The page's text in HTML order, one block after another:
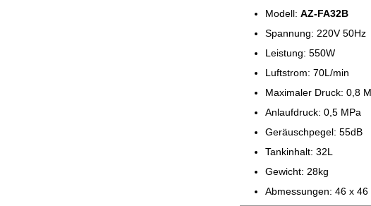
Modell: AZ-FA32B
Spannung: 220V 50Hz
Leistung: 550W
Luftstrom: 70L/min
Maximaler Druck: 0,8
Anlaufdruck: 0,5 MPa
Geräuschpegel: 55dB
Tankinhalt: 32L
Gewicht: 28kg
Abmessungen: 46 x 46